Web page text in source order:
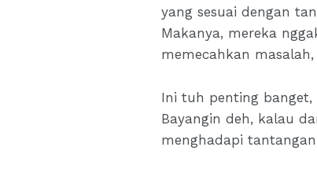
yang sesuai dengan
Makanya, mereka
memecahkan
Ini tuh penting
Bayangin deh, kalau
menghadapi